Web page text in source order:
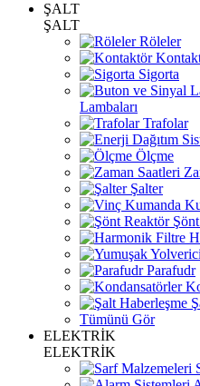
ŞALT
ŞALT
Röleler
Sigorta
Lambaları
Trafolar
Ölçme
Şalter
Şönt
Parafudr
Tümünü Gör
ELEKTRİK
ELEKTRİK